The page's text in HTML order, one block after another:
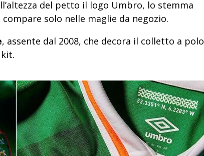
del petto il logo Umbro, lo stemma
solo nelle maglie da negozio.
, assente dal 2008, che decora il colletto a polo